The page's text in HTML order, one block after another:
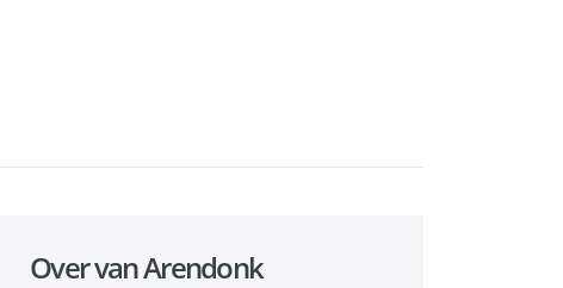
Over van Arendonk